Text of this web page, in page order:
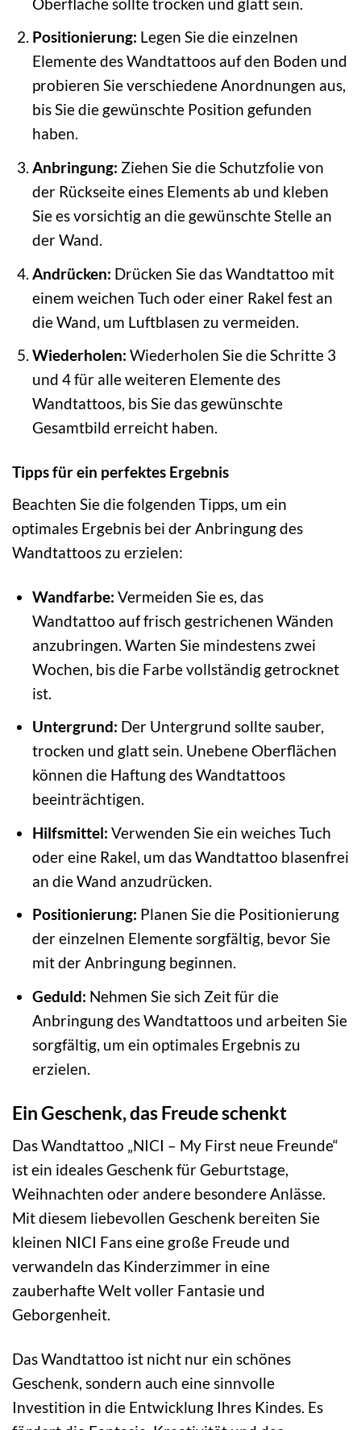
Positionierung: Legen Sie die einzelnen
Elemente des Wandtattoos auf den Boden und
probieren Sie verschiedene Anordnungen aus,
bis Sie die gewünschte Position gefunden
haben.
Anbringung: Ziehen Sie die Schutzfolie von
der Rückseite eines Elements ab und kleben
Sie es vorsichtig an die gewünschte Stelle an
der Wand.
Andrücken: Drücken Sie das Wandtattoo mit
einem weichen Tuch oder einer Rakel fest an
die Wand, um Luftblasen zu vermeiden.
Wiederholen: Wiederholen Sie die Schritte 3
und 4 für alle weiteren Elemente des
Wandtattoos, bis Sie das gewünschte
Gesamtbild erreicht haben.
Tipps für ein perfektes Ergebnis
Beachten Sie die folgenden Tipps, um ein
optimales Ergebnis bei der Anbringung des
Wandtattoos zu erzielen:
Wandfarbe: Vermeiden Sie es, das
Wandtattoo auf frisch gestrichenen Wänden
anzubringen. Warten Sie mindestens zwei
Wochen, bis die Farbe vollständig getrocknet
ist.
Untergrund: Der Untergrund sollte sauber,
trocken und glatt sein. Unebene Oberflächen
können die Haftung des Wandtattoos
beeinträchtigen.
Hilfsmittel: Verwenden Sie ein weiches Tuch
oder eine Rakel, um das Wandtattoo blasenfrei
an die Wand anzudrücken.
Positionierung: Planen Sie die Positionierung
der einzelnen Elemente sorgfältig, bevor Sie
mit der Anbringung beginnen.
Geduld: Nehmen Sie sich Zeit für die
Anbringung des Wandtattoos und arbeiten Sie
sorgfältig, um ein optimales Ergebnis zu
erzielen.
Ein Geschenk, das Freude schenkt
Das Wandtattoo „NICI – My First neue Freunde“
ist ein ideales Geschenk für Geburtstage,
Weihnachten oder andere besondere Anlässe.
Mit diesem liebevollen Geschenk bereiten Sie
kleinen NICI Fans eine große Freude und
verwandeln das Kinderzimmer in eine
zauberhafte Welt voller Fantasie und
Geborgenheit.
Das Wandtattoo ist nicht nur ein schönes
Geschenk, sondern auch eine sinnvolle
Investition in die Entwicklung Ihres Kindes. Es